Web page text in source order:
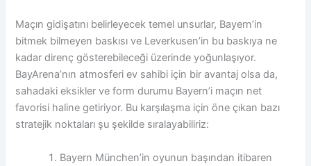
Maçın gidişatını belirleyecek temel unsurlar, Bayern’in
bitmek bilmeyen baskısı ve Leverkusen’in bu baskıya ne
kadar direnç gösterebileceği üzerinde yoğunlaşıyor.
BayArena’nın atmosferi ev sahibi için bir avantaj olsa da,
sahadaki eksikler ve form durumu Bayern’i maçın net
favorisi haline getiriyor. Bu karşılaşma için öne çıkan bazı
stratejik noktaları şu şekilde sıralayabiliriz:
Bayern München’in oyunun başından itibaren